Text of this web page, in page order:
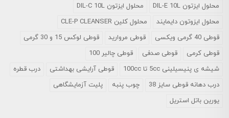
محلول ایزتون DIL-E 10L
محلول ایزتون DIL-C 10L
محلول ایزوتون دایمایند
محلول کلین CLE-P CLEANSER
قوطی 40 گرمی ویکسی
قوطی مروارید
قوطی لوکس 15 و 30 گرمی
قوطی کرمی
قوطی صدفی
قوطی چالیر 100
شیشه ی پنیسیلینی 5cc تا 100cc
قوطی آرایشی بهداشتی
درب قطره
درب دهانه قوطی سایز 38
چوب پنبه
پلیت آزمایشگاهی
یورین باتل استریل